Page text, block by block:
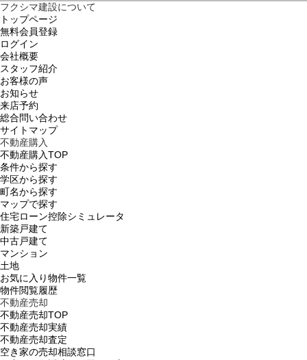
フクシマ建設について
トップページ
無料会員登録
ログイン
会社概要
スタッフ紹介
お客様の声
お知らせ
来店予約
総合問い合わせ
サイトマップ
不動産購入
不動産購入TOP
条件から探す
学区から探す
町名から探す
マップで探す
住宅ローン控除シミュレータ
新築戸建て
中古戸建て
マンション
土地
お気に入り物件一覧
物件閲覧履歴
不動産売却
不動産売却TOP
不動産売却実績
不動産売却査定
空き家の売却相談窓口